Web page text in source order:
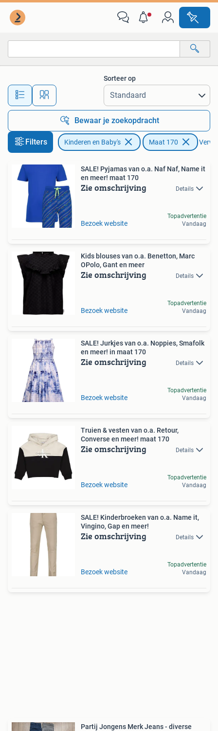
Alle afstanden…
Sorteer op
Bewaar je zoekopdracht
Filters Kinderen en Baby's Maat 170
SALE! Pyjamas van o.a. Naf Naf, Name it
en meer! maat 170
Zie omschrijving Details
Bezoek website
Topadvertentie
Vandaag
Kids blouses van o.a. Benetton, Marc
OPolo, Gant en meer
Zie omschrijving Details
Bezoek website
Topadvertentie
Vandaag
SALE! Jurkjes van o.a. Noppies, Smafolk
en meer! in maat 170
Zie omschrijving Details
Bezoek website
Topadvertentie
Vandaag
Truien & vesten van o.a. Retour,
Converse en meer! maat 170
Zie omschrijving Details
Bezoek website
Topadvertentie
Vandaag
SALE! Kinderbroeken van o.a. Name it,
Vingino, Gap en meer!
Zie omschrijving Details
Bezoek website
Topadvertentie
Vandaag
Partij Jongens Merk Jeans - diverse